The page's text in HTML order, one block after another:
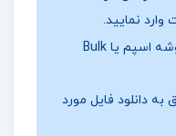
جامع و عملی به
است.نویسنده تلاش
نمایید.
ممکن است ایمیل ارسالی به پوشه اسپم یا Bulk
دانلود فایل مورد